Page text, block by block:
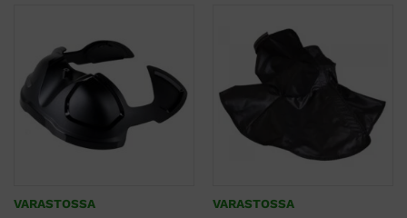
VARASTOSSA VARASTOSSA